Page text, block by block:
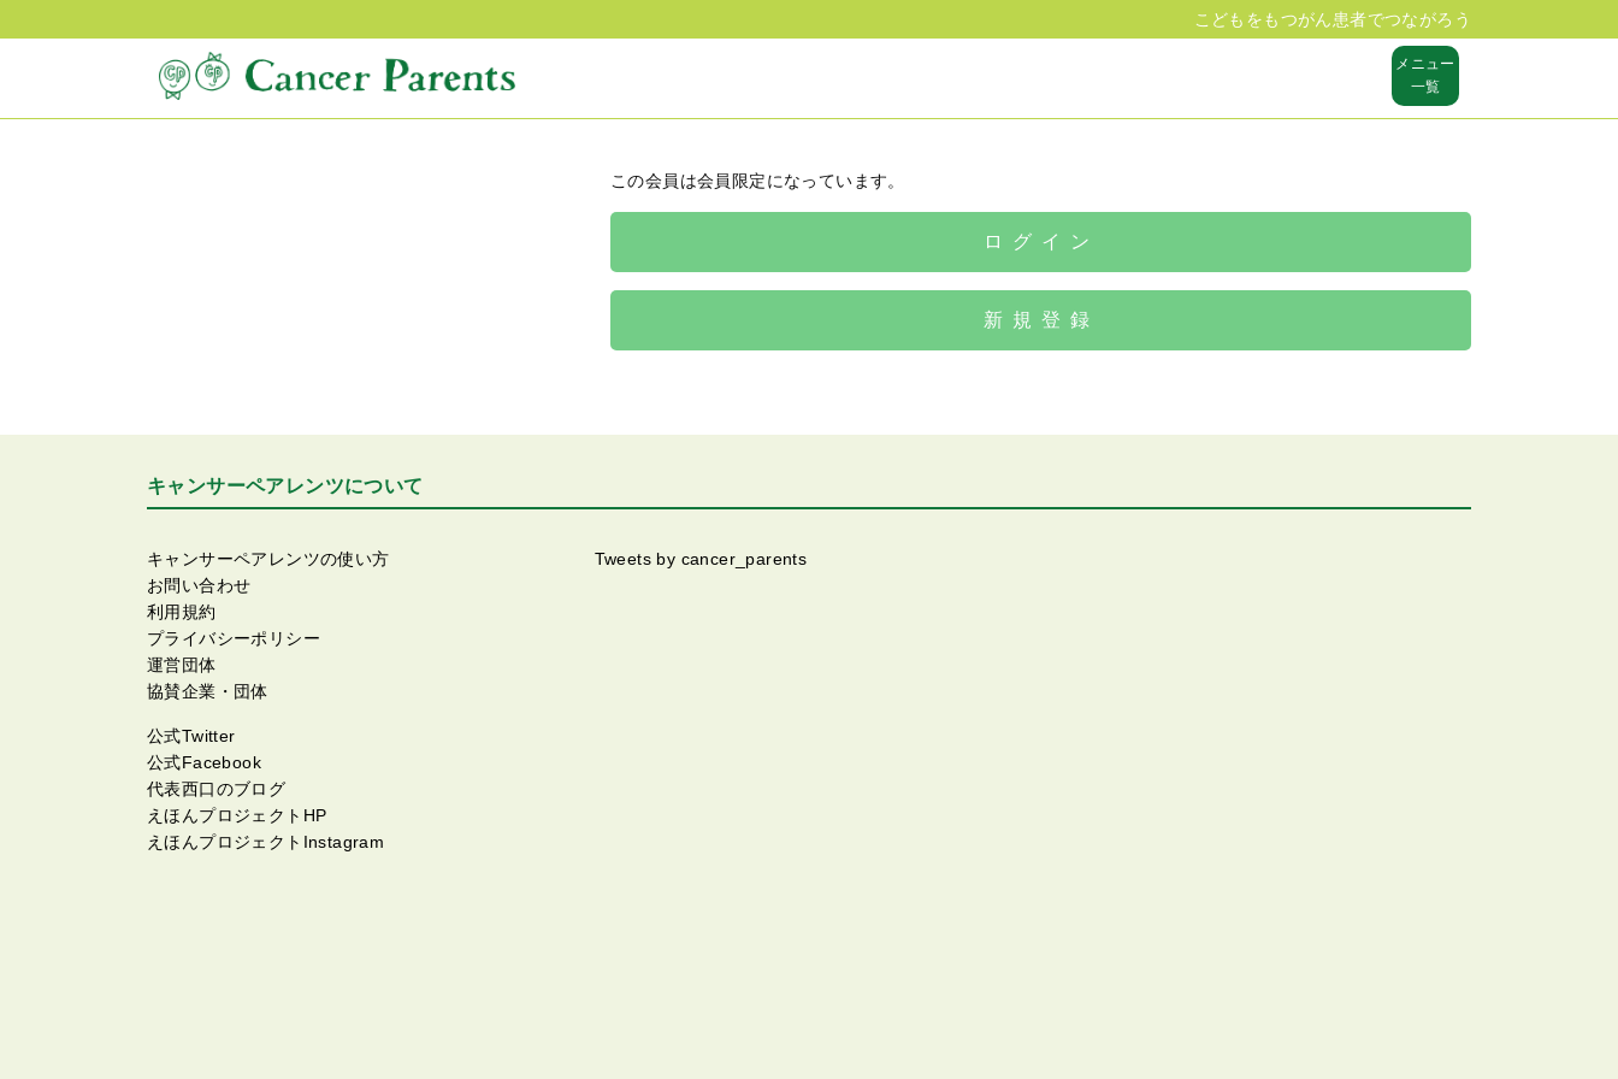
こどもをもつがん患者でつながろう
メニュー
一覧
この会員は会員限定になっています。
ログイン
新規登録
キャンサーペアレンツについて
キャンサーペアレンツの使い方
お問い合わせ
利用規約
プライバシーポリシー
運営団体
協賛企業・団体
公式Twitter
公式Facebook
代表西口のブログ
えほんプロジェクトHP
えほんプロジェクトInstagram
Tweets by cancer_parents